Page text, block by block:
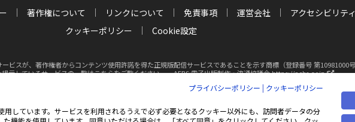
著作権について リンクについて 免責事項 運営会社
アクセシビリテ
クッキーポリシー
Cookie設定
ビスが、著作権者からコンテンツ使用許諾を得た正規版配信サービスであることを示す商標（登録番号 第10981000
示しているサービスの一覧はこちらをご覧ください。
AEBS 電子出版制作・流通協議会 https://aebs.or.jp/
新
All rights reserved.
プライバシーポリシー | クッキーポリシー
ています。サービスを利用されるうえで必ず必要となるクッキー以外にも、訪問者データの分